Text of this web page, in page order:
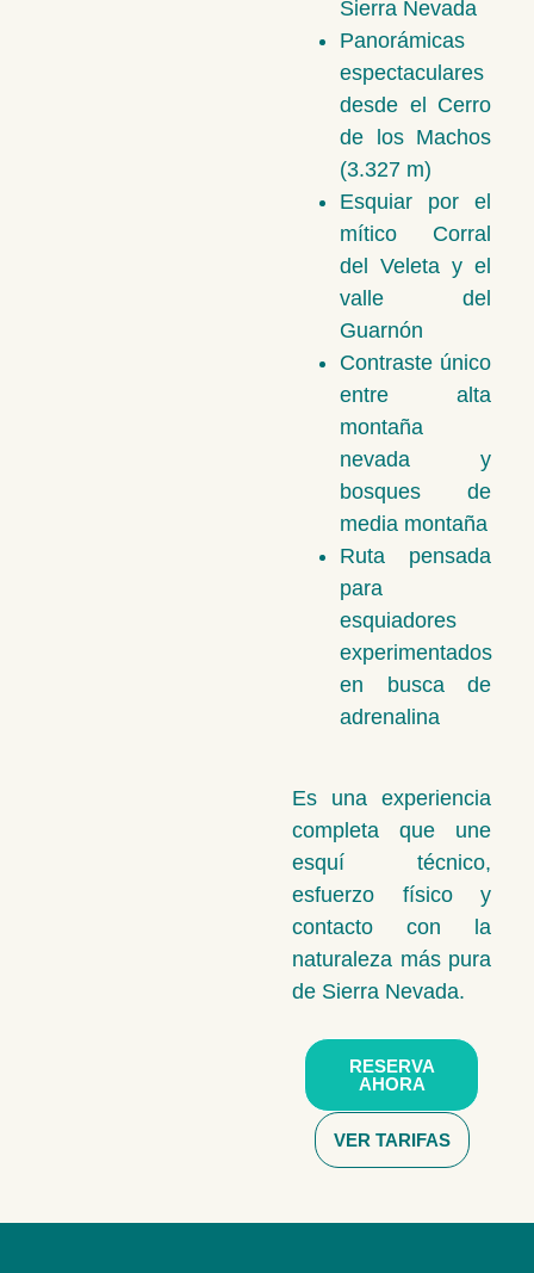
Sierra Nevada
Panorámicas
espectaculares
desde el Cerro
de los Machos
(3.327 m)
Esquiar por el
mítico Corral
del Veleta y el
valle del
Guarnón
Contraste único
entre alta
montaña
nevada y
bosques de
media montaña
Ruta pensada
para
esquiadores
experimentados
en busca de
adrenalina
Es una experiencia
completa que une
esquí técnico,
esfuerzo físico y
contacto con la
naturaleza más pura
de Sierra Nevada.
RESERVA
AHORA
VER TARIFAS